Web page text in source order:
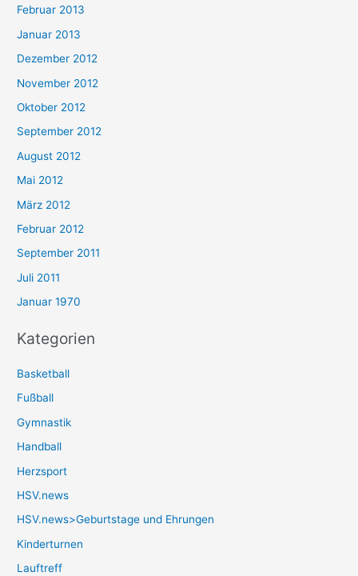
Februar 2013
Januar 2013
Dezember 2012
November 2012
Oktober 2012
September 2012
August 2012
Mai 2012
März 2012
Februar 2012
September 2011
Juli 2011
Januar 1970
Kategorien
Basketball
Fußball
Gymnastik
Handball
Herzsport
HSV.news
HSV.news>Geburtstage und Ehrungen
Kinderturnen
Lauftreff